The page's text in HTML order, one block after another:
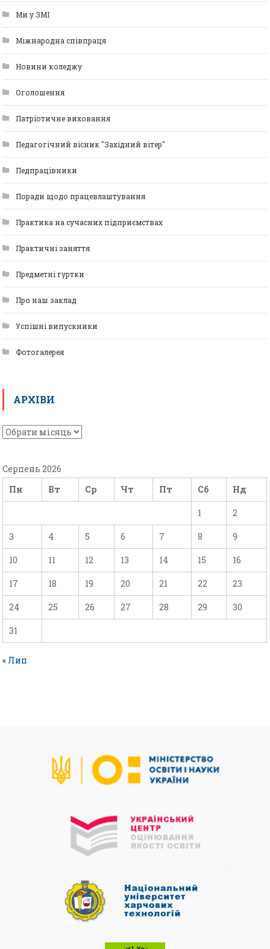
Ми у ЗМІ
Міжнародна співпраця
Новини коледжу
Оголошення
Патріотичне виховання
Педагогічний вісник "Західний вітер"
Педпрацівники
Поради щодо працевлаштування
Практика на сучасних підприємствах
Практичні заняття
Предметні гуртки
Про наш заклад
Успішні випускники
Фотогалерея
АРХІВИ
Серпень 2026
Пн
Вт Ср Чт Пт Сб Нд
1 2
3 4 5 6 7 8 9
10 11 12 13 14 15 16
17 18 19 20 21 22 23
24 25 26 27 28 29 30
31
« Лип